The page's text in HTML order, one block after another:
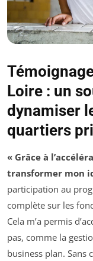
Loire : un
dynamiser
quartiers
« Grâce à
transformer mon
participation au
complète sur les
Cela m’a permis
pas, comme la
business plan. Sans